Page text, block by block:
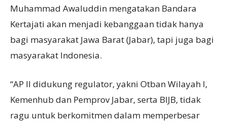
Muhammad Awaluddin mengatakan Bandara
Kertajati akan menjadi kebanggaan tidak hanya
bagi masyarakat Jawa Barat (Jabar), tapi juga bagi
masyarakat Indonesia.
“AP II didukung regulator, yakni Otban Wilayah I,
Kemenhub dan Pemprov Jabar, serta BIJB, tidak
ragu untuk berkomitmen dalam memperbesar